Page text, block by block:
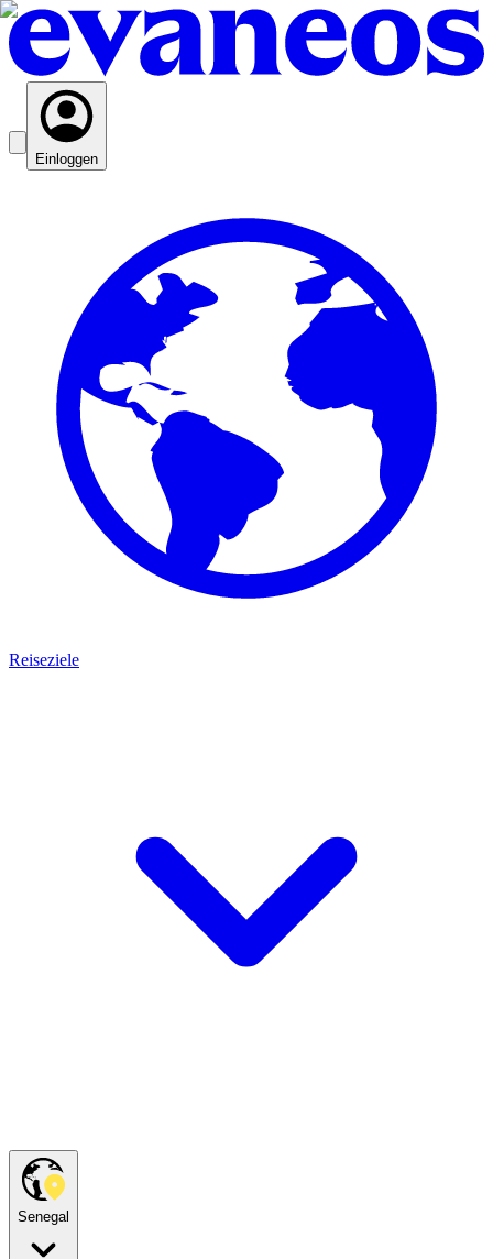
Einloggen
Reiseziele
Senegal